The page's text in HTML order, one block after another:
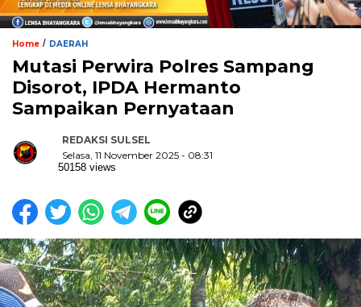
Home / DAERAH
Mutasi Perwira Polres Sampang
Disorot, IPDA Hermanto
Sampaikan Pernyataan
REDAKSI SULSEL
Selasa, 11 November 2025 - 08:31
50158 views